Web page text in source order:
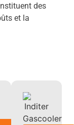
des
et la